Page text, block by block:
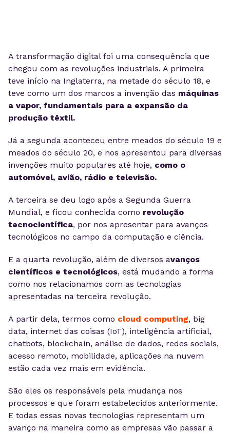
A transformação digital foi uma consequência que
chegou com as revoluções industriais. A primeira
teve início na Inglaterra, na metade do século 18, e
teve como um dos marcos a invenção das máquinas
a vapor, fundamentais para a expansão da
produção têxtil.
Já a segunda aconteceu entre meados do século 19 e
meados do século 20, e nos apresentou para diversas
invenções muito populares até hoje, como o
automóvel, avião, rádio e televisão.
A terceira se deu logo após a Segunda Guerra
Mundial, e ficou conhecida como revolução
tecnocientífica, por nos apresentar para avanços
tecnológicos no campo da computação e ciência.
E a quarta revolução, além de diversos avanços
científicos e tecnológicos, está mudando a forma
como nos relacionamos com as tecnologias
apresentadas na terceira revolução.
A partir dela, termos como cloud computing, big
data, internet das coisas (IoT), inteligência artificial,
chatbots, blockchain, análise de dados, redes sociais,
acesso remoto, mobilidade, aplicações na nuvem
estão cada vez mais em evidência.
São eles os responsáveis pela mudança nos
processos e que foram estabelecidos anteriormente.
E todas essas novas tecnologias representam um
avanço na maneira como as empresas vão passar a